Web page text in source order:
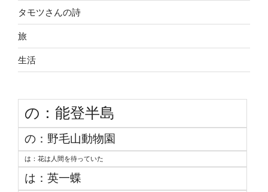
タモツさんの詩
旅
生活
の：能登半島
の：野毛山動物園
は：花は人間を待っていた
は：英一蝶